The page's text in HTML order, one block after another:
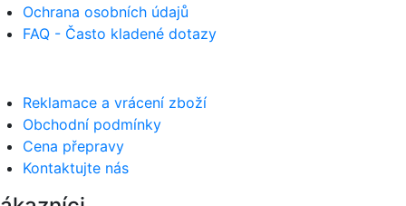
Ochrana osobních údajů
FAQ - Často kladené dotazy
Reklamace a vrácení zboží
Obchodní podmínky
Cena přepravy
Kontaktujte nás